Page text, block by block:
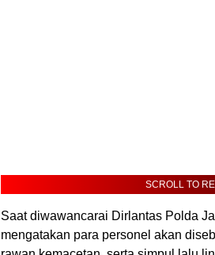
SCROLL TO
Saat diwawancarai Dirlantas Polda
mengatakan para personel akan